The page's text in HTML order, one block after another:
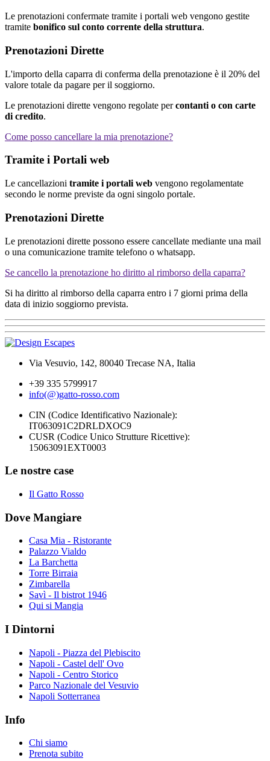
Le prenotazioni confermate tramite i portali web vengono gestite
tramite bonifico sul conto corrente della struttura.
Prenotazioni Dirette
L'importo della caparra di conferma della prenotazione è il 20% del
valore totale da pagare per il soggiorno.
Le prenotazioni dirette vengono regolate percontanti o con carte
di credito.
Come posso cancellare la mia prenotazione?
Tramite i Portali web
Le cancellazioni tramite i portali web vengono regolamentate
secondo le norme previste da ogni singolo portale.
Prenotazioni Dirette
Le prenotazioni dirette possono essere cancellate mediante una mail
o una comunicazione tramite telefono o whatsapp.
Se cancello la prenotazione ho diritto al rimborso della caparra?
Si ha diritto al rimborso della caparra entro i 7 giorni prima della
data di inizio soggiorno prevista.
Via Vesuvio, 142, 80040 Trecase NA, Italia
+39 335 5799917
info(@)gatto-rosso.com
CIN (Codice Identificativo Nazionale):
IT063091C2DRLDXOC9
CUSR (Codice Unico Strutture Ricettive):
15063091EXT0003
Le nostre case
Il Gatto Rosso
Dove Mangiare
Casa Mia - Ristorante
Palazzo Vialdo
La Barchetta
Torre Birraia
Zimbarella
Savì - Il bistrot 1946
Qui si Mangia
I Dintorni
Napoli - Piazza del Plebiscito
Napoli - Castel dell' Ovo
Napoli - Centro Storico
Parco Nazionale del Vesuvio
Napoli Sotterranea
Info
Chi siamo
Prenota subito